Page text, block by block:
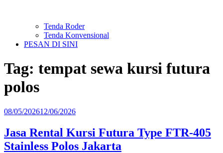
Tenda Roder
Tenda Konvensional
PESAN DI SINI
Tag: tempat sewa kursi futura
polos
Diposkan
08/05/202612/06/2026
Jasa Rental Kursi Futura Type FTR-405
Stainless Polos Jakarta